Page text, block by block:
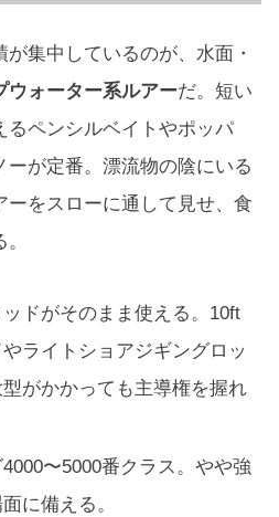
集中しているのが、水面・
ウォーター系ルアーだ。短い
るペンシルベイトやポッパ
ーが定番。漂流物の陰にいる
ーをスローに通して見せ、食
ッドがそのまま使える。10ft
ライトショアジギングロッ
がかかっても主導権を握れ
〜5000番クラス。やや強
に備える。